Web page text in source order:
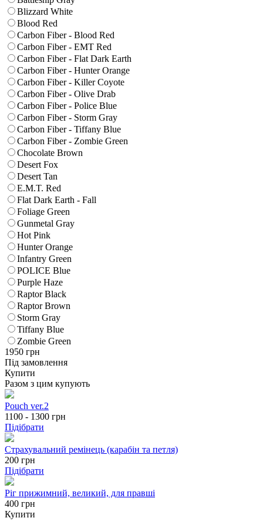
Blizzard White
Blood Red
Carbon Fiber - Blood Red
Carbon Fiber - EMT Red
Carbon Fiber - Flat Dark Earth
Carbon Fiber - Hunter Orange
Carbon Fiber - Killer Coyote
Carbon Fiber - Olive Drab
Carbon Fiber - Police Blue
Carbon Fiber - Storm Gray
Carbon Fiber - Tiffany Blue
Carbon Fiber - Zombie Green
Chocolate Brown
Desert Fox
Desert Tan
E.M.T. Red
Flat Dark Earth - Fall
Foliage Green
Gunmetal Gray
Hot Pink
Hunter Orange
Infantry Green
POLICE Blue
Purple Haze
Raptor Black
Raptor Brown
Storm Gray
Tiffany Blue
Zombie Green
1950 грн
Під замовлення
Купити
Разом з цим купують
Pouch ver.2
1100 - 1300 грн
Підібрати
Страхувальний ремінець (карабін та петля)
200 грн
Підібрати
Ріг прижимний, великий, для правші
400 грн
Купити